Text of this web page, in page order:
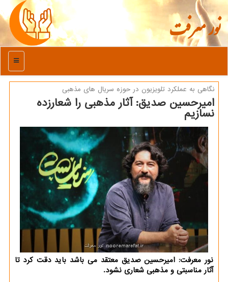
نور معرفت
منو
نگاهی به عملكرد تلویزیون در حوزه سریال های مذهبی
امیرحسین صدیق: آثار مذهبی را شعارزده
نسازیم
نور معرفت: امیرحسین صدیق معتقد می باشد باید دقت کرد تا
آثار مناسبتی و مذهبی شعاری نشود.